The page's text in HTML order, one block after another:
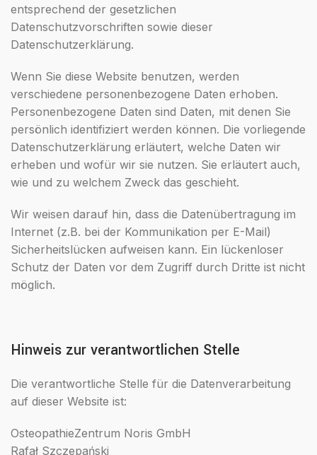
entsprechend der gesetzlichen
Datenschutzvorschriften sowie dieser
Datenschutzerklärung.
Wenn Sie diese Website benutzen, werden
verschiedene personenbezogene Daten erhoben.
Personenbezogene Daten sind Daten, mit denen Sie
persönlich identifiziert werden können. Die vorliegende
Datenschutzerklärung erläutert, welche Daten wir
erheben und wofür wir sie nutzen. Sie erläutert auch,
wie und zu welchem Zweck das geschieht.
Wir weisen darauf hin, dass die Datenübertragung im
Internet (z.B. bei der Kommunikation per E-Mail)
Sicherheitslücken aufweisen kann. Ein lückenloser
Schutz der Daten vor dem Zugriff durch Dritte ist nicht
möglich.
Hinweis zur verantwortlichen Stelle
Die verantwortliche Stelle für die Datenverarbeitung
auf dieser Website ist:
OsteopathieZentrum Noris GmbH
Rafał Szczepański